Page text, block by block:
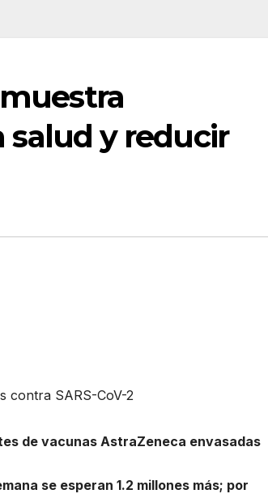
salud y reducir
contra SARS-CoV-2
de vacunas AstraZeneca envasadas
se esperan 1.2 millones más; por